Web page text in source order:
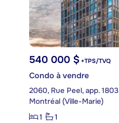
540 000 $ +TPS/TVQ
Condo à vendre
2060, Rue Peel, app. 1803
Montréal (Ville-Marie)
1
1